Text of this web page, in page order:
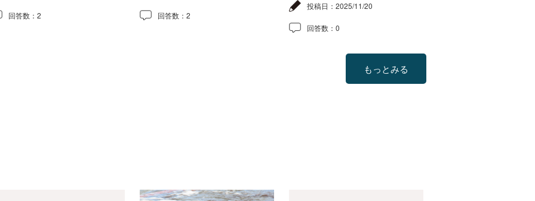
回答数： 2 回答数： 2
投稿日： 2025/11/20
回答数： 0
もっとみる